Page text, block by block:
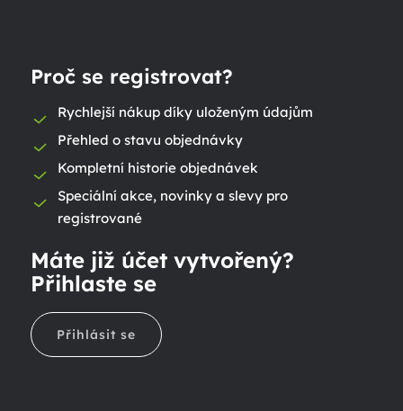
Proč se registrovat?
Rychlejší nákup díky uloženým údajům
Přehled o stavu objednávky
Kompletní historie objednávek
Speciální akce, novinky a slevy pro
registrované
Máte již účet vytvořený?
Přihlaste se
Přihlásit se